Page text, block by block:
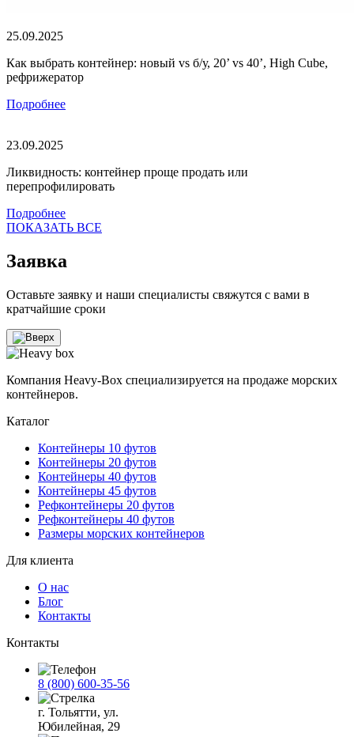
25.09.2025
Как выбрать контейнер: новый vs б/у, 20’ vs 40’, High Cube,
рефрижератор
Подробнее
23.09.2025
Ликвидность: контейнер проще продать или
перепрофилировать
Подробнее
ПОКАЗАТЬ ВСЕ
Заявка
Оставьте заявку и наши специалисты свяжутся с вами в
кратчайшие сроки
Компания Heavy-Box специализируется на продаже морских
контейнеров.
Каталог
Контейнеры 10 футов
Контейнеры 20 футов
Контейнеры 40 футов
Контейнеры 45 футов
Рефконтейнеры 20 футов
Рефконтейнеры 40 футов
Размеры морских контейнеров
Для клиента
О нас
Блог
Контакты
Контакты
8 (800) 600-35-56
г. Тольятти, ул.
Юбилейная, 29